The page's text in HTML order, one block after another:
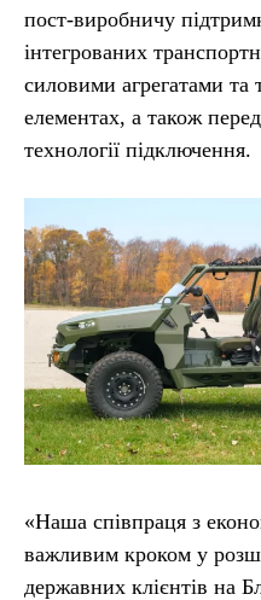
пост-виробничу
інтегрованих
силовими агрегатами та
елементах, а також
технології підключення.
«Наша співпраця з
важливим кроком у
державних клієнтів на